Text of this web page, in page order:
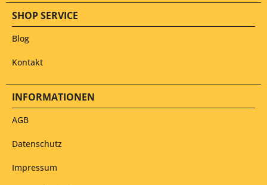
SHOP SERVICE
Blog
Kontakt
INFORMATIONEN
AGB
Datenschutz
Impressum